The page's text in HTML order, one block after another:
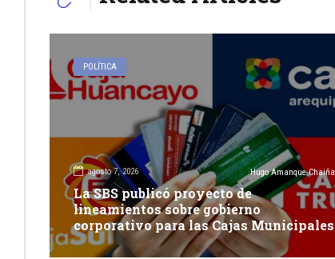
POLÍTICA
agosto 7, 2026 Hugo Amanque Chaiña
La SBS publicó proyecto de
lineamientos sobre gobierno
corporativo para las Cajas Municipales